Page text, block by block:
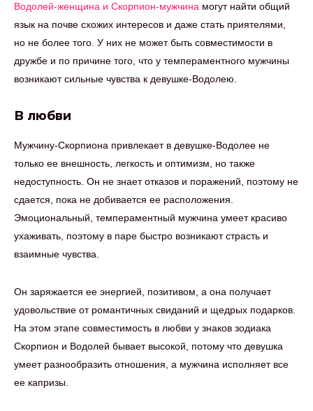
Водолей-женщина и Скорпион-мужчина могут найти общий
язык на почве схожих интересов и даже стать приятелями,
но не более того. У них не может быть совместимости в
дружбе и по причине того, что у темпераментного мужчины
возникают сильные чувства к девушке-Водолею.
В любви
Мужчину-Скорпиона привлекает в девушке-Водолее не
только ее внешность, легкость и оптимизм, но также
недоступность. Он не знает отказов и поражений, поэтому не
сдается, пока не добивается ее расположения.
Эмоциональный, темпераментный мужчина умеет красиво
ухаживать, поэтому в паре быстро возникают страсть и
взаимные чувства.
Он заряжается ее энергией, позитивом, а она получает
удовольствие от романтичных свиданий и щедрых подарков.
На этом этапе совместимость в любви у знаков зодиака
Скорпион и Водолей бывает высокой, потому что девушка
умеет разнообразить отношения, а мужчина исполняет все
ее капризы.